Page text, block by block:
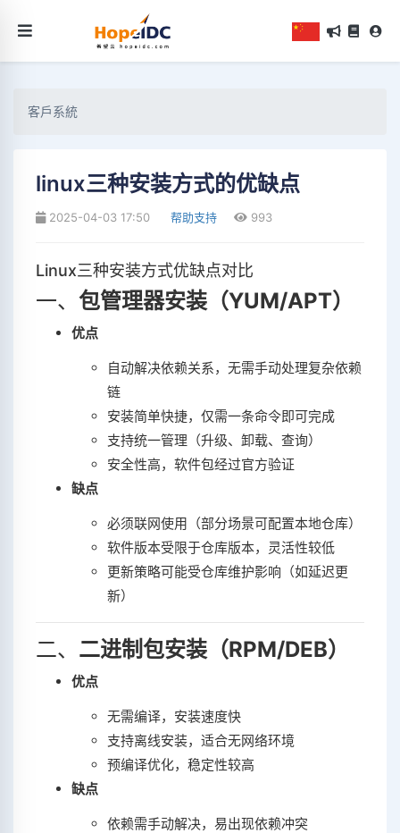
客戶系統
linux三种安装方式的优缺点
2025-04-03 17:50 帮助支持 993
Linux三种安装方式优缺点对比
一、‌ 包管理器安装（YUM/APT）
优点
自动解决依赖关系，无需手动处理复杂依赖
链‌
安装简单快捷，仅需一条命令即可完成‌
支持统一管理（升级、卸载、查询）‌
安全性高，软件包经过官方验证‌
缺点
必须联网使用（部分场景可配置本地仓库）‌
软件版本受限于仓库版本，灵活性较低‌
更新策略可能受仓库维护影响（如延迟更
新）‌
二、‌ 二进制包安装（RPM/DEB）
优点
无需编译，安装速度快‌
支持离线安装，适合无网络环境‌
预编译优化，稳定性较高‌
缺点
依赖需手动解决，易出现依赖冲突‌